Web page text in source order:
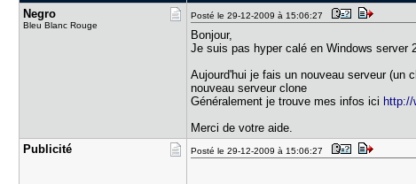
Negro
Bleu Blanc Rouge
Posté le 29-12-2009 à 15:06:27
Bonjour,
Je suis pas hyper calé en Windows server
Aujourd'hui je fais un nouveau serveur (un
nouveau serveur clone
Généralement je trouve mes infos ici
Merci de votre aide.
Publicité
Posté le 29-12-2009 à 15:06:27